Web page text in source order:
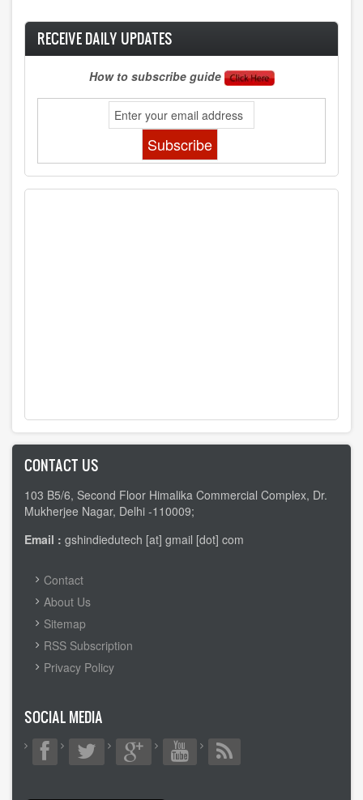
RECEIVE DAILY UPDATES
How to subscribe guide
CONTACT US
103 B5/6, Second Floor Himalika Commercial Complex, Dr.
Mukherjee Nagar, Delhi -110009;
Email : gshindiedutech [at] gmail [dot] com
FOOTER
MENU
Contact
About Us
Sitemap
RSS Subscription
Privacy Policy
SOCIAL MEDIA